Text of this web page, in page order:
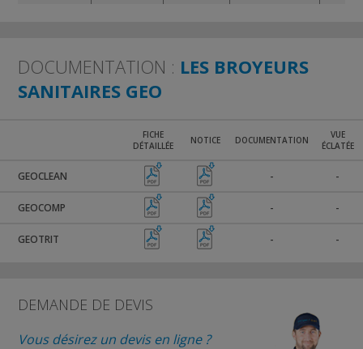
DOCUMENTATION : LES BROYEURS
SANITAIRES GEO
FICHE
DÉTAILLÉE
NOTICE DOCUMENTATION
VUE
ÉCLATÉE
GEOCLEAN - -
GEOCOMP - -
GEOTRIT - -
DEMANDE DE DEVIS
Vous désirez un devis en ligne ?